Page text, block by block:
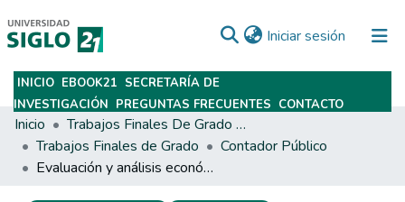
Iniciar sesión (current)
Subir
INICIO EBOOK21 SECRETARÍA DE
INVESTIGACIÓN PREGUNTAS FRECUENTES CONTACTO
Inicio
Trabajos Finales De Grado Y Posgrado
Trabajos Finales de Grado
Contador Público
Evaluación y análisis económico, impositivo y financiero para la apertura del restaurante Tío Javy, en la localidad de Mar de Ajo, con fecha de apertura estimada de enero de 2018.